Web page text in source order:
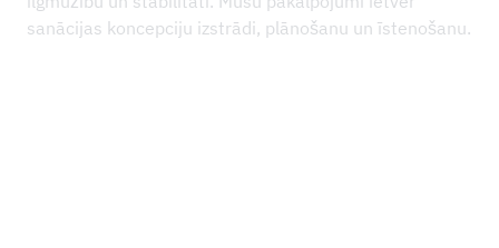
sanācijas koncepciju izstrādi, plānošanu un īstenošanu.